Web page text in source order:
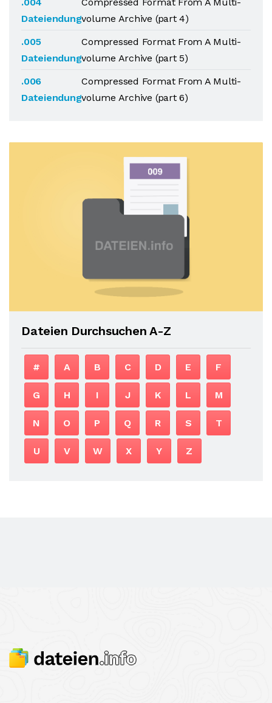
Dateiendungvolume Archive (part 4)
.005
Dateiendung
Compressed Format From A Multi-
volume Archive (part 5)
.006
Dateiendung
Compressed Format From A Multi-
volume Archive (part 6)
Dateien Durchsuchen A-Z
# A B C D E F
G H I J K L M
N O P Q R S T
U V W X Y Z